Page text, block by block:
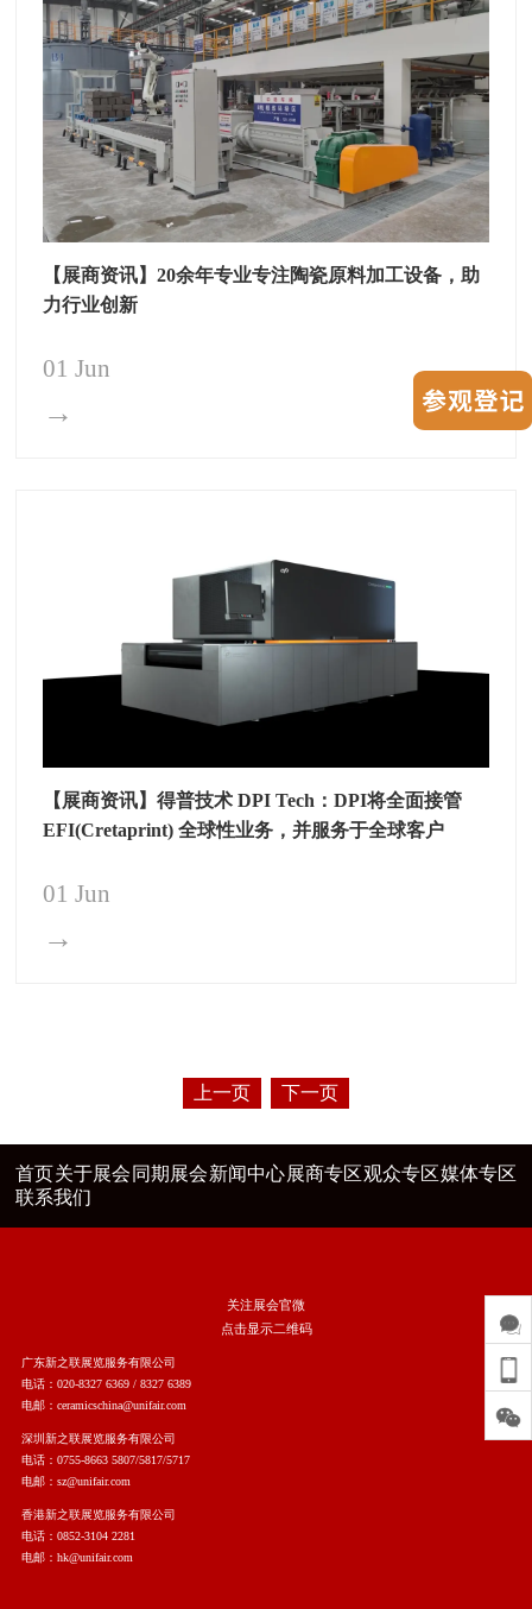
【展商资讯】20余年专业专注陶瓷原料加工设备，助
力行业创新
01 Jun
→
【展商资讯】得普技术 DPI Tech：DPI将全面接管
EFI(Cretaprint) 全球性业务，并服务于全球客户
01 Jun
→
上一页 下一页
首页关于展会 同期展会新闻中心展商专区观众专区媒体专区
联系我们
关注展会官微
点击显示二维码
广东新之联展览服务有限公司
电话：020-8327 6369 / 8327 6389
电邮：ceramicschina@unifair.com
深圳新之联展览服务有限公司
电话：0755-8663 5807/5817/5717
电邮：sz@unifair.com
香港新之联展览服务有限公司
电话：0852-3104 2281
电邮：hk@unifair.com